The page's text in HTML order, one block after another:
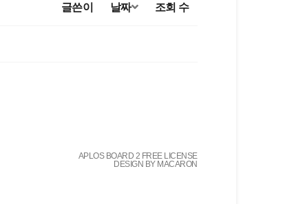
글쓴이 날짜 조회 수
APLOS BOARD 2 FREE LICENSE
DESIGN BY MACARON